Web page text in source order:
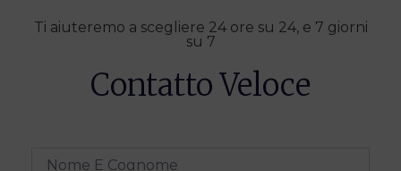
Ti aiuteremo a scegliere 24 ore su 24, e 7 giorni
su 7
Contatto Veloce